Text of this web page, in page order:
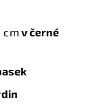
cm v černé